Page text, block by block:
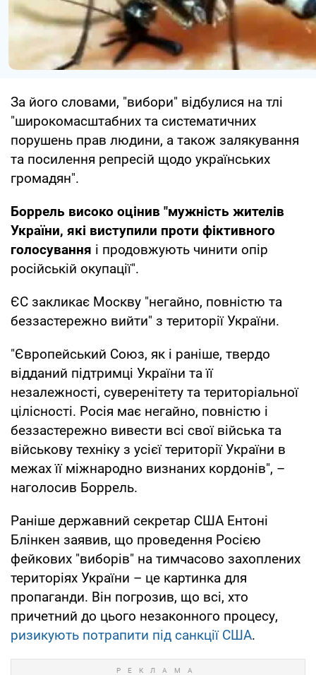
За його словами, "вибори" відбулися на тлі
"широкомасштабних та систематичних
порушень прав людини, а також залякування
та посилення репресій щодо українських
громадян".
Боррель високо оцінив "мужність жителів
України, які виступили проти фіктивного
голосування і продовжують чинити опір
російській окупації".
ЄС закликає Москву "негайно, повністю та
беззастережно вийти" з території України.
"Європейський Союз, як і раніше, твердо
відданий підтримці України та її
незалежності, суверенітету та територіальної
цілісності. Росія має негайно, повністю і
беззастережно вивести всі свої війська та
військову техніку з усієї території України в
межах її міжнародно визнаних кордонів", –
наголосив Боррель.
Раніше державний секретар США Ентоні
Блінкен заявив, що проведення Росією
фейкових "виборів" на тимчасово захоплених
територіях України – це картинка для
пропаганди. Він погрозив, що всі, хто
причетний до цього незаконного процесу,
ризикують потрапити під санкції США.